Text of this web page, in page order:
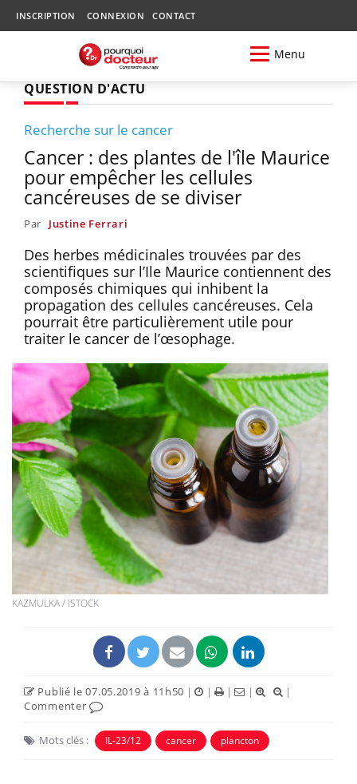
INSCRIPTION CONNEXION CONTACT
Menu
QUESTION D'ACTU
Recherche sur le cancer
Cancer : des plantes de l'île Maurice
pour empêcher les cellules
cancéreuses de se diviser
Par Justine Ferrari
Des herbes médicinales trouvées par des
scientifiques sur l’Ile Maurice contiennent des
composés chimiques qui inhibent la
propagation des cellules cancéreuses. Cela
pourrait être particulièrement utile pour
traiter le cancer de l’œsophage.
KAZMULKA / ISTOCK
Publié le 07.05.2019 à 11h50 | | | |
|
Commenter
Mots clés : IL-23/12 cancer plancton